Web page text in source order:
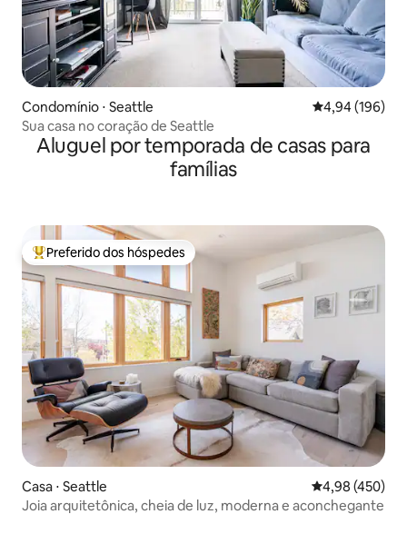
Condomínio ⋅ Seattle 4,94 de uma
4,94 (196)
Sua casa no coração de Seattle
Aluguel por temporada de casas para
famílias
Entre os melhores preferidos dos hóspedes
Preferido dos hóspedes
Casa ⋅ Seattle 4,98 de uma
4,98 (450)
Joia arquitetônica, cheia de luz, moderna e aconchegante